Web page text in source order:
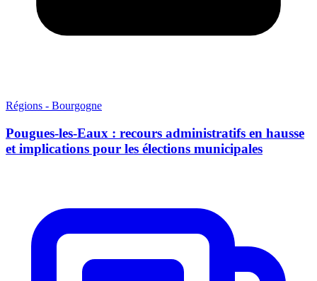
Régions - Bourgogne
Pougues-les-Eaux : recours administratifs en hausse
et implications pour les élections municipales